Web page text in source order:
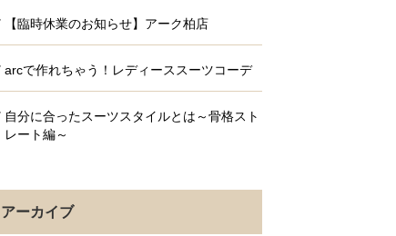
【臨時休業のお知らせ】アーク柏店
arcで作れちゃう！レディーススーツコーデ
自分に合ったスーツスタイルとは～骨格スト
レート編～
アーカイブ